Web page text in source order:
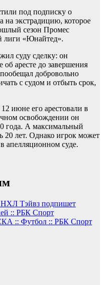
под подписку о
на экстрадицию, которое
сезон Промес
лиги «Юнайтед».
суду сделку: он
аресте до завершения
добровольно
с судом и отбыть срок,
июне его арестовали в
освобождении он
года. А максимальный
20 лет. Однако игрок может
апелляционном суде.
НХЛ Тэйвз подпишет
:: РБК Спорт
:: Футбол :: РБК Спорт